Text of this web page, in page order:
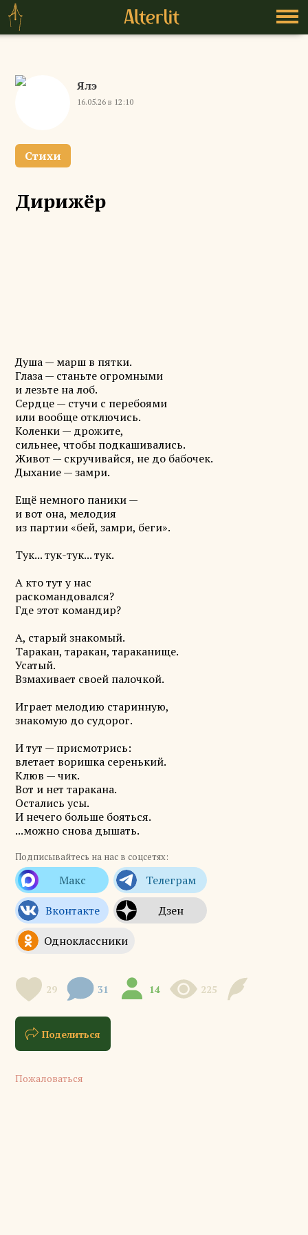
Ялэ
16.05.26 в 12:10
Стихи
Дирижёр
Душа — марш в пятки.
Глаза — станьте огромными
и лезьте на лоб.
Сердце — стучи с перебоями
или вообще отключись.
Коленки — дрожите,
сильнее, чтобы подкашивались.
Живот — скручивайся, не до бабочек.
Дыхание — замри.
Ещё немного паники —
и вот она, мелодия
из партии «бей, замри, беги».
Тук... тук-тук... тук.
А кто тут у нас
раскомандовался?
Где этот командир?
А, старый знакомый.
Таракан, таракан, тараканище.
Усатый.
Взмахивает своей палочкой.
Играет мелодию старинную,
знакомую до судорог.
И тут — присмотрись:
влетает воришка серенький.
Клюв — чик.
Вот и нет таракана.
Остались усы.
И нечего больше бояться.
...можно снова дышать.
Подписывайтесь на нас в соцсетях:
29 31 14 225
Поделиться
Пожаловаться